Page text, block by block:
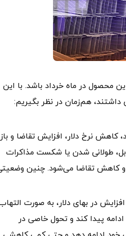
روند قیمت این محصول در ماه خرداد باشد. با این
هم‌زمان در نظر بگیریم:
نرخ دلار، افزایش تقاضا و باز
طولانی شدن یا شکست مذاکرات
و کاهش تقاضا می‌شود. چنین
در بهای دلار، به صورت
پیدا کند و تحول خاصی در